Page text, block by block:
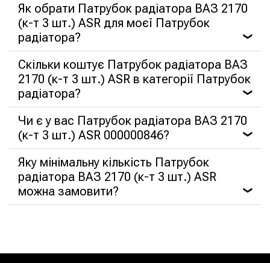
Як обрати Патрубок радіатора ВАЗ 2170
(к-т 3 шт.) ASR для моєї Патрубок
радіатора?
❯
Скільки коштує Патрубок радіатора ВАЗ
2170 (к-т 3 шт.) ASR в категорії Патрубок
радіатора?
❯
Чи є у вас Патрубок радіатора ВАЗ 2170
(к-т 3 шт.) ASR 000000846?
❯
Яку мінімальну кількість Патрубок
радіатора ВАЗ 2170 (к-т 3 шт.) ASR
можна замовити?
❯